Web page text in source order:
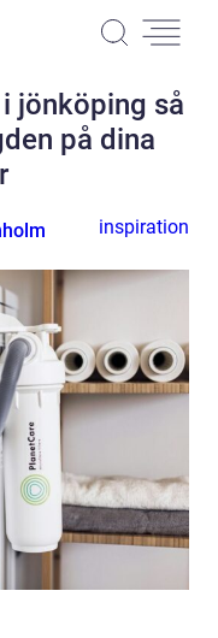
jönköping så
på dina
inspiration